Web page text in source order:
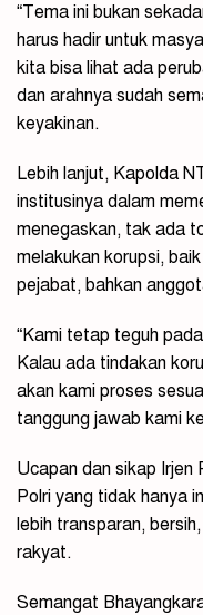
“Tema ini bukan
harus hadir untuk
kita bisa lihat ada
dan arahnya sudah
keyakinan.
Lebih lanjut, Kapolda
institusinya dalam
menegaskan, tak ada
melakukan korupsi,
pejabat, bahkan
“Kami tetap teguh
Kalau ada tindakan
akan kami proses
tanggung jawab kami
Ucapan dan sikap Irjen
Polri yang tidak hanya
lebih transparan,
rakyat.
Semangat